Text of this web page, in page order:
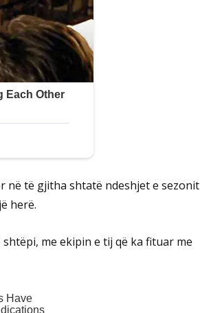
në të gjitha shtatë ndeshjet e sezonit
herë.
me ekipin e tij që ka fituar me